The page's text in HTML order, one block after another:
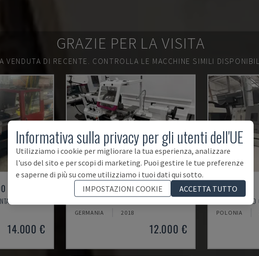
GRAZIE PER LA VISITA
VENDUTA DI RECENTE. CONTROLLA LE MACCHINE SIMILI
14.000 €
TH 4610
OPTIMUM - TORNIO ORIZZONTALE
GERMANIA 2018
12.000 €
TBI-520
CMZ - TORNIO
POLONIA
Informativa sulla privacy per gli utenti dell'UE
Utilizziamo i cookie per migliorare la tua esperienza, analizzare
l'uso del sito e per scopi di marketing. Puoi gestire le tue preferenze
e saperne di più su come utilizziamo i tuoi dati qui sotto.
IMPOSTAZIONI COOKIE
ACCETTA TUTTO